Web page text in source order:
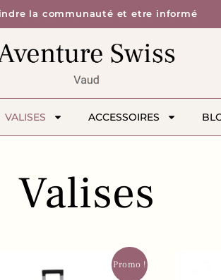
la communauté et etre informé
VALISES ACCESSOIRES
Valises
Promo !